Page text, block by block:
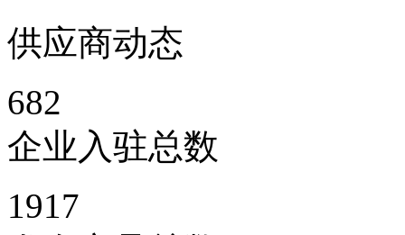
供应商动态
682
企业入驻总数
1917